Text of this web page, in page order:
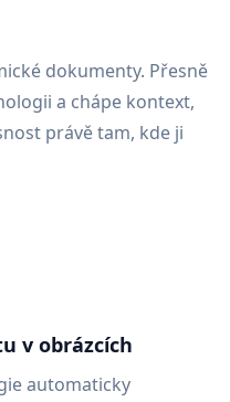
dokumenty. Přesně
a chápe kontext,
právě tam, kde ji
v obrázcích
automaticky